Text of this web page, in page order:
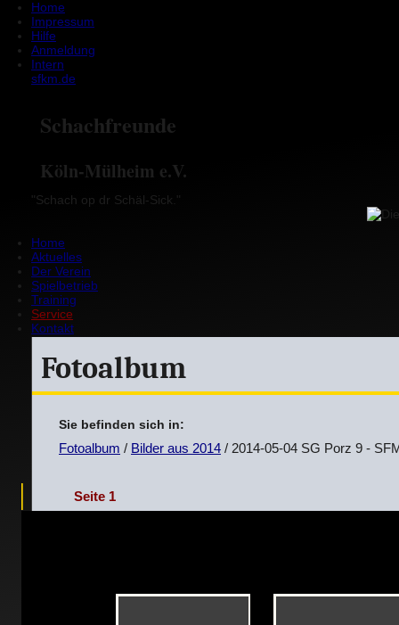
Home
Impressum
Hilfe
Anmeldung
Intern
sfkm.de
Schachfreunde
Köln-Mülheim e.V.
"Schach op dr Schäl-Sick."
Home
Aktuelles
Der Verein
Spielbetrieb
Training
Service
Kontakt
Fotoalbum
Sie befinden sich in:
Fotoalbum / Bilder aus 2014 / 2014-05-04 SG Porz 9 -
Seite 1